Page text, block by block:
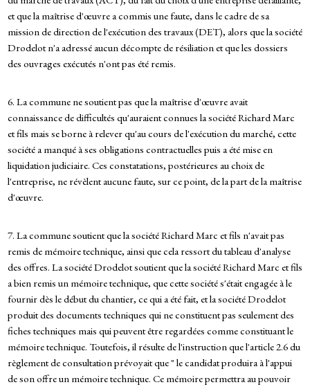
et que la maîtrise d'œuvre a commis une faute, dans le cadre de sa
mission de direction de l'exécution des travaux (DET), alors que la société
Drodelot n'a adressé aucun décompte de résiliation et que les dossiers
des ouvrages exécutés n'ont pas été remis.
6. La commune ne soutient pas que la maîtrise d'œuvre avait
connaissance de difficultés qu'auraient connues la société Richard Marc
et fils mais se borne à relever qu'au cours de l'exécution du marché, cette
société a manqué à ses obligations contractuelles puis a été mise en
liquidation judiciaire. Ces constatations, postérieures au choix de
l'entreprise, ne révèlent aucune faute, sur ce point, de la part de la maîtrise
d'œuvre.
7. La commune soutient que la société Richard Marc et fils n'avait pas
remis de mémoire technique, ainsi que cela ressort du tableau d'analyse
des offres. La société Drodelot soutient que la société Richard Marc et fils
a bien remis un mémoire technique, que cette société s'était engagée à le
fournir dès le début du chantier, ce qui a été fait, et la société Drodelot
produit des documents techniques qui ne constituent pas seulement des
fiches techniques mais qui peuvent être regardées comme constituant le
mémoire technique. Toutefois, il résulte de l'instruction que l'article 2.6 du
règlement de consultation prévoyait que " le candidat produira à l'appui
de son offre un mémoire technique. Ce mémoire permettra au pouvoir